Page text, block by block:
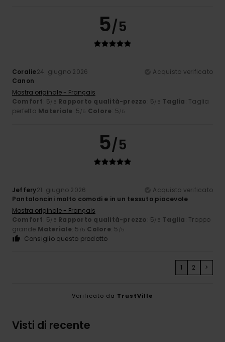
5/5
Coralie24. giugno 2026
Acquisto verificato
Canon
Mostra originale - Français
Comfort: 5/5 Rapporto qualità-prezzo: 5/5 Taglia: Taglia
perfetta Materiale: 5/5 Colore: 5/5
5/5
Jeffery21. giugno 2026
Acquisto verificato
Pantaloncini molto comodi e in un tessuto piacevole
Mostra originale - Français
Comfort: 5/5 Rapporto qualità-prezzo: 5/5 Taglia: Troppo
grande Materiale: 5 /5 Colore: 5 /5
Consiglio questo prodotto
1 2 >
Verificato da TrustVille
Visti di recente